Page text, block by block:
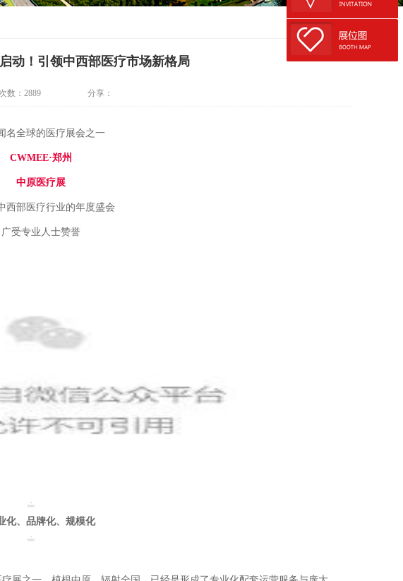
动！引领中西部医疗市场新格局
数： 2889 分享：
名全球的医疗展会之一
CWMEE·郑州
中原医疗展
西部医疗行业的年度盛会
广受专业人士赞誉
化、品牌化、规模化